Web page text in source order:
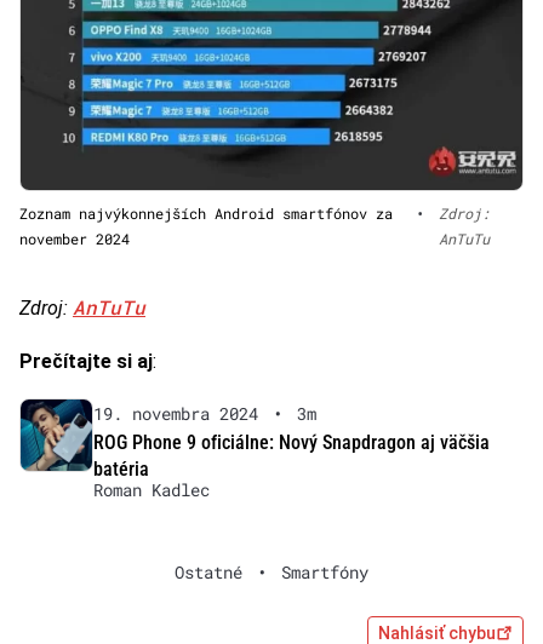
Zoznam najvýkonnejších Android smartfónov za
november 2024
•
Zdroj:
AnTuTu
Zdroj: AnTuTu
Prečítajte si aj:
19. novembra 2024 •
3m
ROG Phone 9 oficiálne: Nový Snapdragon aj väčšia
batéria
Roman Kadlec
Ostatné • Smartfóny
Nahlásiť chybu